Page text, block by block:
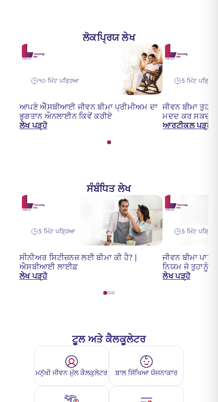
ਲੋਕਪ੍ਰਿਯ ਲੇਖ
੧੦ ਮਿੰਟ ਪੜ੍ਹਿਆ
ਆਪਣੇ ਐੱਸਬੀਆਈ ਜੀਵਨ ਬੀਮਾ ਪ੍ਰੀਮੀਅਮ ਦਾ
ਭੁਗਤਾਨ ਔਨਲਾਈਨ ਕਿਵੇਂ ਕਰੀਏ
ਲੇਖ ਪੜ੍ਹੋ
5 ਮਿੰਟ ਪੜ੍ਹਿਆ
ਜੀਵਨ ਬੀਮਾ
ਮਦਦ ਕਰ ਸਕਦਾ
ਆਰਟੀਕਲ ਪੜ੍ਹੋ
ਸੰਬੰਧਿਤ ਲੇਖ
5 ਮਿੰਟ ਪੜ੍ਹਿਆ
ਸੀਨੀਅਰ ਸਿਟੀਜ਼ਨਜ਼ ਲਈ ਬੀਮਾ ਕੀ ਹੈ? |
ਐਸਬੀਆਈ ਲਾਈਫ਼
ਲੇਖ ਪੜ੍ਹੋ
5 ਮਿੰਟ ਪੜ੍ਹਿਆ
ਜੀਵਨ ਬੀਮਾ
ਨਿਯਮ ਜੋ ਤੁਹਾਨੂੰ
ਲੇਖ ਪੜ੍ਹੋ
ਟੂਲ ਅਤੇ ਕੈਲਕੂਲੇਟਰ
ਮਨੁੱਖੀ ਜੀਵਨ ਮੁੱਲ ਕੈਲਕੁਲੇਟਰ ਬਾਲ ਸਿੱਖਿਆ ਯੋਜਨਾਕਾਰ